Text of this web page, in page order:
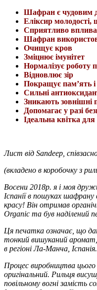
Шафран є чудовим
Еліксир
Сприятливо
Шафран
Очищує кров
Зміцнює імунітет
Нормалізує роботу
Відновлює зір
Покращує пам’ять і
Сильні
Зникають зовнішні
Допомагає у разі
Ідеальна квітка
Лист від Sandeep,
(вкладено в коробочку з
Восени 2018р. я і моя
Іспанії в пошуках
красу! Він отримав
Organic та був наділений
Ця печатка означає, що
тонкий вишуканий
в регіоні Ла-Манча, Іспанія.
Процес виробництва
оригінальний. Рильця
повільному вогні замість